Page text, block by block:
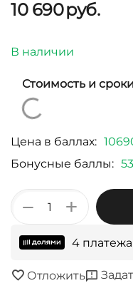
10 690руб.
В наличии
Стоимость и
Цена в баллах:
Бонусные баллы:
+
−
4
Отложить